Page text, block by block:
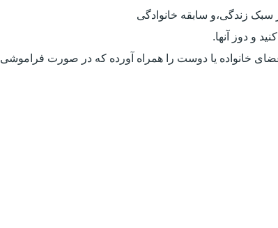
زندگی،و سابقه خانوادگی
و دوز آنها.
خانواده یا دوست را همراه آورده که در صورت فراموشی